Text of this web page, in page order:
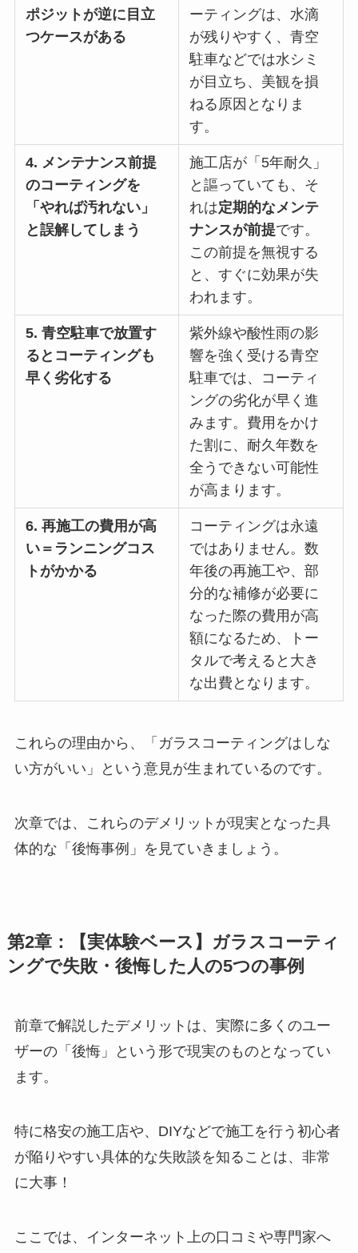
ポジットが逆に目立
つケースがある
ーティングは、水滴
が残りやすく、青空
駐車などでは水シミ
が目立ち、美観を損
ねる原因となりま
す。
4. メンテナンス前提
のコーティングを
「やれば汚れない」
と誤解してしまう
施工店が「5年耐久」
と謳っていても、そ
れは定期的なメンテ
ナンスが前提です。
この前提を無視する
と、すぐに効果が失
われます。
5. 青空駐車で放置す
るとコーティングも
早く劣化する
紫外線や酸性雨の影
響を強く受ける青空
駐車では、コーティ
ングの劣化が早く進
みます。費用をかけ
た割に、耐久年数を
全うできない可能性
が高まります。
6. 再施工の費用が高
い＝ランニングコス
トがかかる
コーティングは永遠
ではありません。数
年後の再施工や、部
分的な補修が必要に
なった際の費用が高
額になるため、トー
タルで考えると大き
な出費となります。
これらの理由から、「ガラスコーティングはしな
い方がいい」という意見が生まれているのです。
次章では、これらのデメリットが現実となった具
体的な「後悔事例」を見ていきましょう。
第2章：【実体験ベース】ガラスコーティ
ングで失敗・後悔した人の5つの事例
前章で解説したデメリットは、実際に多くのユー
ザーの「後悔」という形で現実のものとなってい
ます。
特に格安の施工店や、DIYなどで施工を行う初心者
が陥りやすい具体的な失敗談を知ることは、非常
に大事！
ここでは、インターネット上の口コミや専門家へ